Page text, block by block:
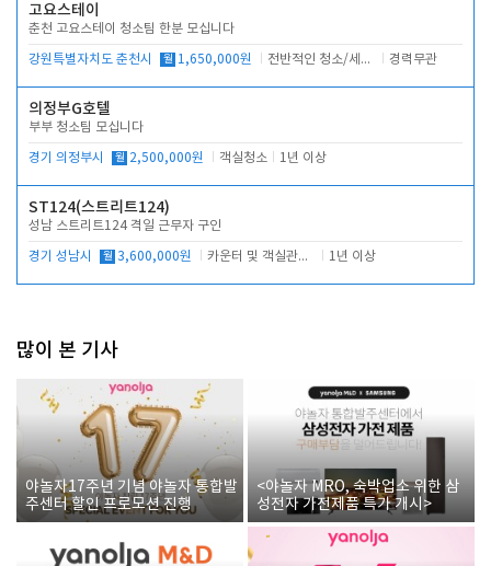
고요스테이
춘천 고요스테이 청소팀 한분 모십니다
강원특별자치도 춘천시 월 1,650,000원 전반적인 청소/세탁업무 경력무관
의정부G호텔
부부 청소팀 모십니다
경기 의정부시 월 2,500,000원 객실청소 1년 이상
ST124(스트리트124)
성남 스트리트124 격일 근무자 구인
경기 성남시 월 3,600,000원 카운터 및 객실관리 전반 1년 이상
많이 본 기사
야놀자17주년 기념 야놀자 통합발
주센터 할인 프로모션 진행
<야놀자 MRO, 숙박업소 위한 삼
성전자 가전제품 특가 개시>